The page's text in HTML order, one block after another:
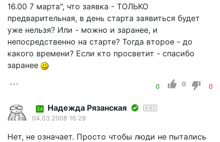
16.00 7 марта", что заявка - ТОЛЬКО
предварительная, в день старта заявиться будет
уже нельзя? Или - можно и заранее, и
непосредственно на старте? Тогда второе - до
какого времени? Если кто просветит - спасибо
заранее
0 0 0
24 Надежда Рязанская 6165
04.03.2008 16:28
Нет, не означает. Просто чтобы люди не пытались